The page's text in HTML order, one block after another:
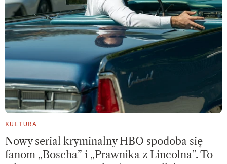
KULTURA
Nowy serial kryminalny HBO spodoba się
fanom „Boscha” i „Prawnika z Lincolna”. To